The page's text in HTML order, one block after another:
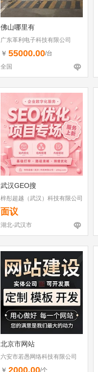
佛山哪里有
广东革利电子科技有限公司
￥ 55000.00/台
全国
武汉GEO搜
梓彤超越（武汉）科技有限公司
面议
湖北-武汉市
北京市网站
六安市若愚网络科技有限公司
￥ 2000.00/个